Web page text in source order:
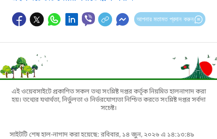
আপনার মতামত প্রদান করুন
এই ওয়েবসাইটে প্রকাশিত সকল তথ্য সংশ্লিষ্ট দপ্তর কর্তৃক নিয়মিত হালনাগাদ করা
হয়। তথ্যের যথার্থতা, নির্ভুলতা ও নির্ভরযোগ্যতা নিশ্চিত করতে সংশ্লিষ্ট দপ্তর সর্বদা
সচেষ্ট।
সাইটটি শেষ হাল-নাগাদ করা হয়েছে: রবিবার, ১৪ জুন, ২০২৬ এ ১৪:১৩:৪৯